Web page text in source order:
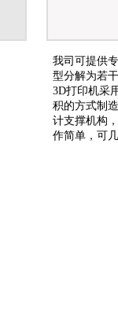
我司可提供
型分解为若
3D打印机采
积的方式制
计支撑机构
作简单，可